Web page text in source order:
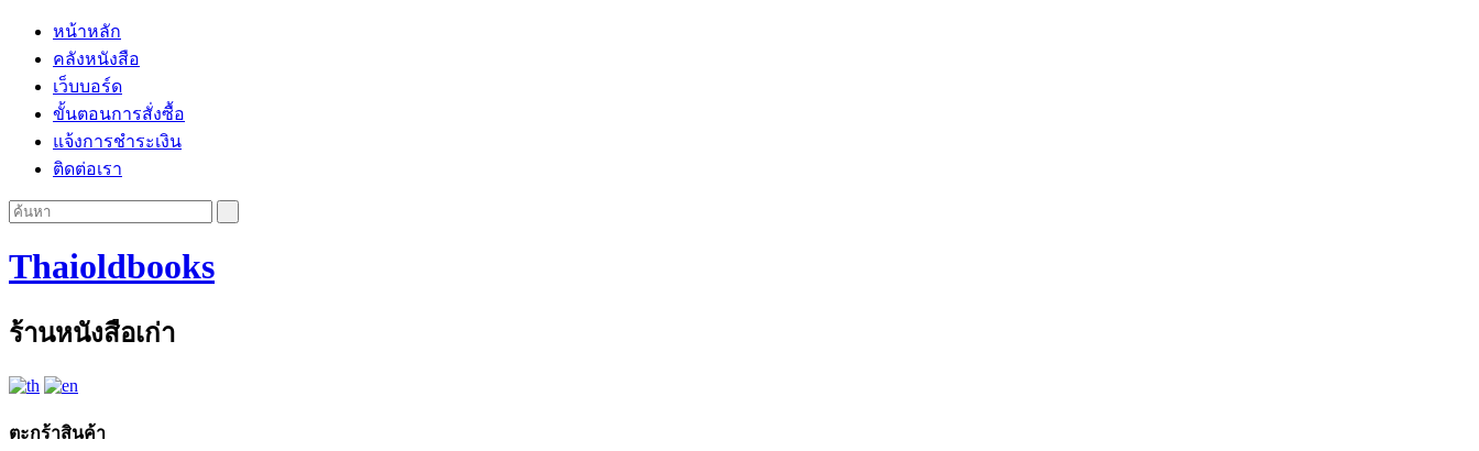
หน้าหลัก
คลังหนังสือ
เว็บบอร์ด
ขั้นตอนการสั่งซื้อ
แจ้งการชำระเงิน
ติดต่อเรา
Thaioldbooks
ร้านหนังสือเก่า
ตะกร้าสินค้า